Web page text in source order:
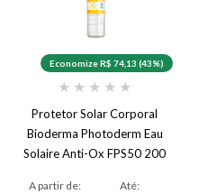
Economize R$ 74,13 (43%)
★ ★ ★ ★ ★
Protetor Solar Corporal
Bioderma Photoderm Eau
Solaire Anti-Ox FPS50 200
A partir de:
Até: